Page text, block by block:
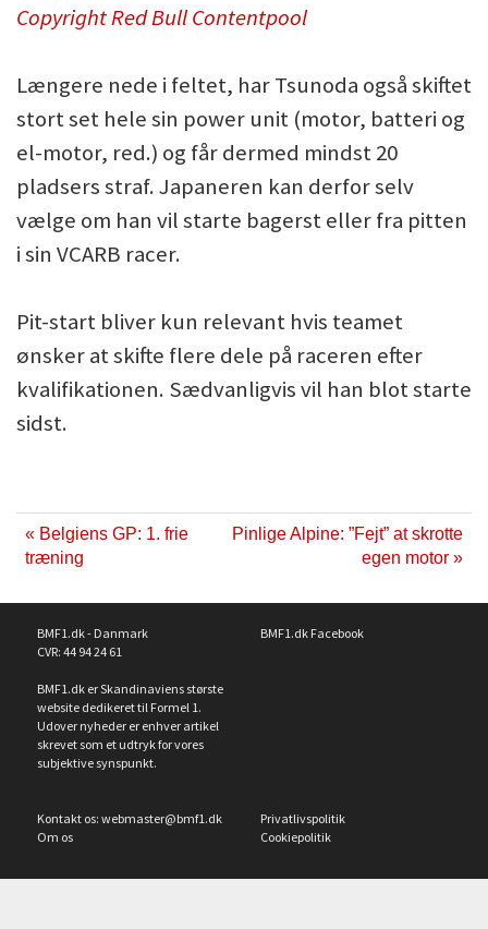
Copyright Red Bull Contentpool
Længere nede i feltet, har Tsunoda også skiftet
stort set hele sin power unit (motor, batteri og
el-motor, red.) og får dermed mindst 20
pladsers straf. Japaneren kan derfor selv
vælge om han vil starte bagerst eller fra pitten
i sin VCARB racer.
Pit-start bliver kun relevant hvis teamet
ønsker at skifte flere dele på raceren efter
kvalifikationen. Sædvanligvis vil han blot starte
sidst.
« Belgiens GP: 1. frie
træning
Pinlige Alpine: ”Fejt” at skrotte
egen motor »
BMF1.dk - Danmark
CVR: 44 94 24 61
BMF1.dk er Skandinaviens største
website dedikeret til Formel 1.
Udover nyheder er enhver artikel
skrevet som et udtryk for vores
subjektive synspunkt.
BMF1.dk Facebook
Kontakt os: webmaster@bmf1.dk
Om os
Privatlivspolitik
Cookiepolitik